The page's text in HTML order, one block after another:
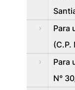
Para
(C.P.
Para
N°